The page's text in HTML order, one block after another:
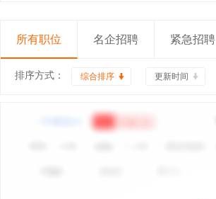
所有职位 名企招聘 紧急招聘
排序方式： 综合排序 更新时间